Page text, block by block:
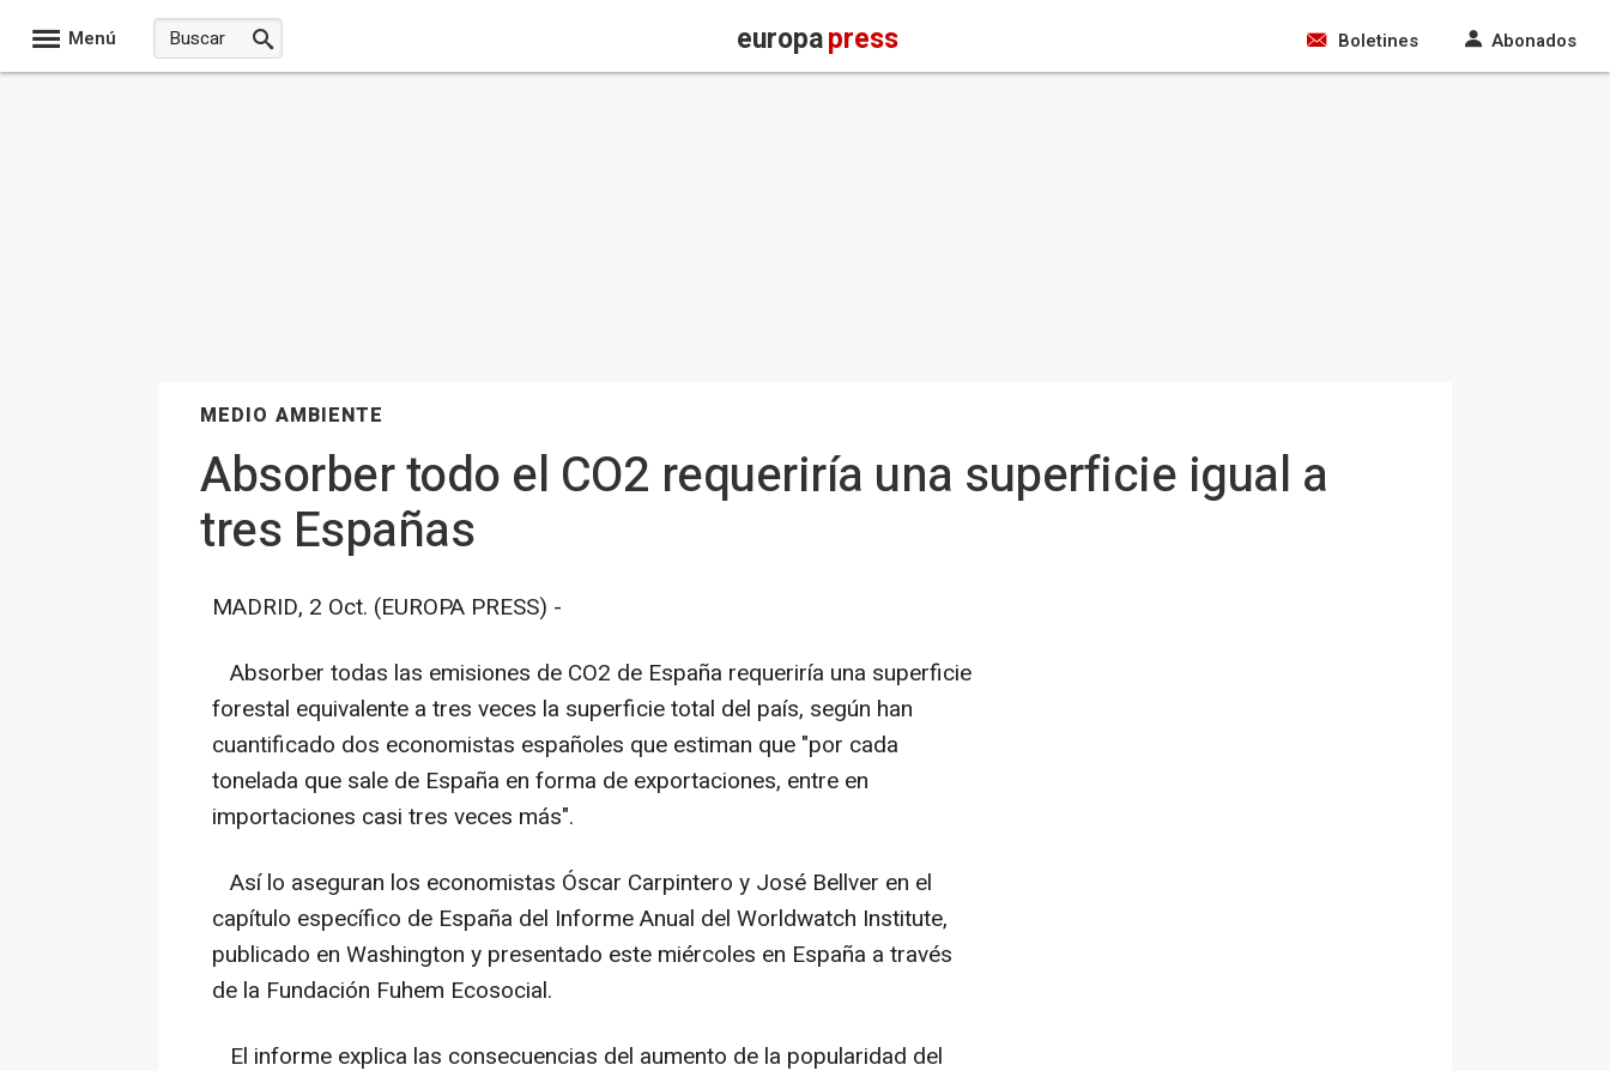
Menú europapress Boletines Abonados
MEDIO AMBIENTE
Absorber todo el CO2 requeriría una superficie igual a
tres Españas
MADRID, 2 Oct. (EUROPA PRESS) -
Absorber todas las emisiones de CO2 de España requeriría una superficie
forestal equivalente a tres veces la superficie total del país, según han
cuantificado dos economistas españoles que estiman que "por cada
tonelada que sale de España en forma de exportaciones, entre en
importaciones casi tres veces más".
Así lo aseguran los economistas Óscar Carpintero y José Bellver en el
capítulo específico de España del Informe Anual del Worldwatch Institute,
publicado en Washington y presentado este miércoles en España a través
de la Fundación Fuhem Ecosocial.
El informe explica las consecuencias del aumento de la popularidad del